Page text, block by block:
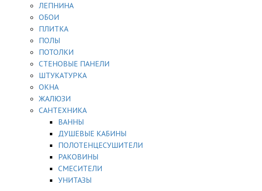
ЛЕПНИНА
ОБОИ
ПЛИТКА
ПОЛЫ
ПОТОЛКИ
СТЕНОВЫЕ ПАНЕЛИ
ШТУКАТУРКА
ОКНА
ЖАЛЮЗИ
САНТЕХНИКА
ВАННЫ
ДУШЕВЫЕ КАБИНЫ
ПОЛОТЕНЦЕСУШИТЕЛИ
РАКОВИНЫ
СМЕСИТЕЛИ
УНИТАЗЫ